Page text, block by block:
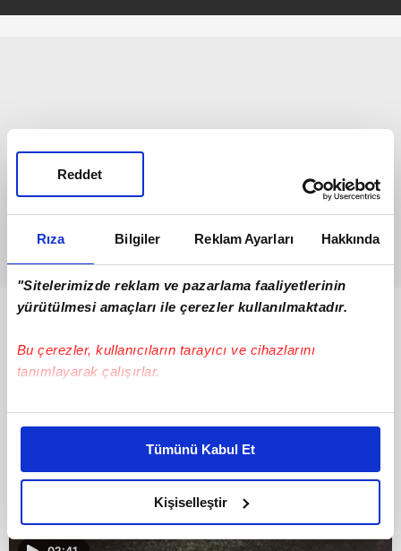
Rıza Bilgiler Reklam Ayarları Hakkında
"Sitelerimizde reklam ve pazarlama faaliyetlerinin
yürütülmesi amaçları ile çerezler kullanılmaktadır.
Bu çerezler, kullanıcıların tarayıcı ve cihazlarını
tanımlayarak çalışırlar.
Bu çerezlere izin vermeniz halinde sizlere özel
daha iyi reklam deneyimi yaşatabiliriz. Bunu yaparken
amacımızın size daha iyi bir reklam deneyimi sunmak
olduğunu ve sizlere en iyi içerikleri sunabilmek adına
elimizden gelen çabayı gösterdiğimizi ve bu noktada,
reklamların maliyetlerimizi karşılamak noktasında tek gelir
Tümünü Kabul Et
Kişiselleştir
Reddet